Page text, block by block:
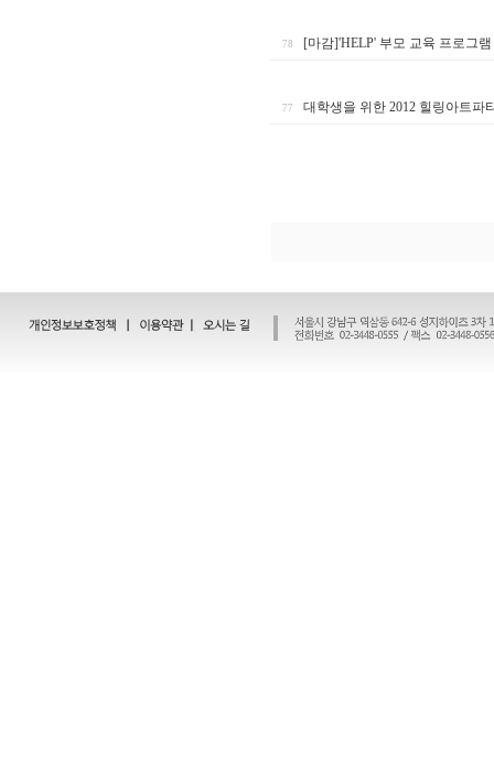
78 [마감]'HELP' 부모 교육 프로그
77 대학생을 위한 2012 힐링아트파